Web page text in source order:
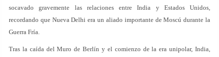
socavado gravemente las relaciones entre India y Estados Unidos,
recordando que Nueva Delhi era un aliado importante de Moscú durante la
Guerra Fría.
Tras la caída del Muro de Berlín y el comienzo de la era unipolar, India,